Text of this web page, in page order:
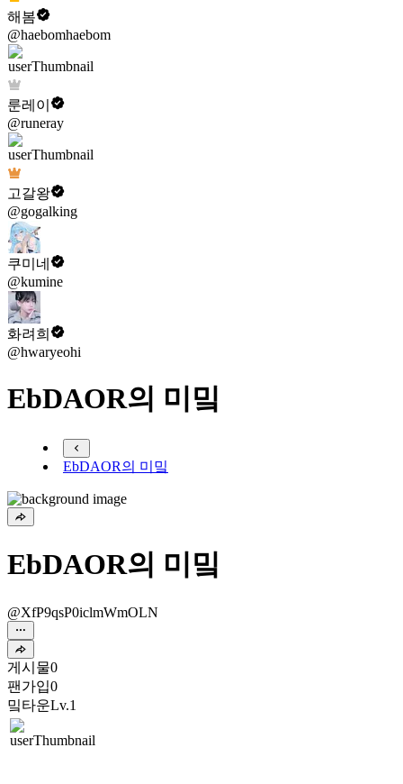
해봄
@haebomhaebom
룬레이
@runeray
고갈왕
@gogalking
쿠미네
@kumine
화려희
@hwaryeohi
EbDAOR의 미밐
EbDAOR의 미밐
EbDAOR의 미밐
@XfP9qsP0iclmWmOLN
게시물0
팬가입0
밐타운Lv.1